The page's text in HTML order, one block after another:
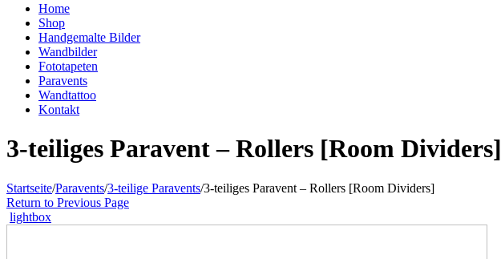
Home
Shop
Handgemalte Bilder
Wandbilder
Fototapeten
Paravents
Wandtattoo
Kontakt
3-teiliges Paravent – Rollers [Room Dividers]
Startseite/Paravents/3-teilige Paravents/3-teiliges Paravent – Rollers [Room Dividers]
Return to Previous Page
lightbox